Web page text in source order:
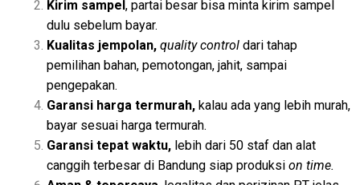
Kirim sampel, partai besar bisa minta kirim sampel
dulu sebelum bayar.
Kualitas jempolan, quality control dari tahap
pemilihan bahan, pemotongan, jahit, sampai
pengepakan.
Garansi harga termurah, kalau ada yang lebih murah,
bayar sesuai harga termurah.
Garansi tepat waktu, lebih dari 50 staf dan alat
canggih terbesar di Bandung siap produksi on time.